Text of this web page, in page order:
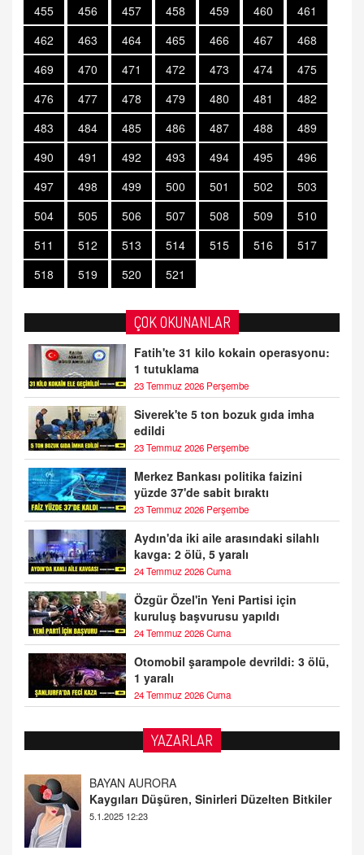
455 456 457 458 459 460
461
462
463 464 465 466 467
468
469
470 471 472 473 474
475
476
477 478 479 480 481
482
483
484 485 486 487 488
489
490
491 492 493 494 495
496
497
498 499 500 501 502
503
504
505 506 507 508 509
510
511
512 513 514 515 516
517
518
519 520 521
ÇOK OKUNANLAR
Fatih'te 31 kilo kokain operasyonu:
1 tutuklama
23 Temmuz 2026 Perşembe
Siverek'te 5 ton bozuk gıda imha
edildi
23 Temmuz 2026 Perşembe
Merkez Bankası politika faizini
yüzde 37'de sabit bıraktı
23 Temmuz 2026 Perşembe
Aydın'da iki aile arasındaki silahlı
kavga: 2 ölü, 5 yaralı
24 Temmuz 2026 Cuma
Özgür Özel'in Yeni Partisi için
kuruluş başvurusu yapıldı
24 Temmuz 2026 Cuma
Otomobil şarampole devrildi: 3 ölü,
1 yaralı
24 Temmuz 2026 Cuma
YAZARLAR
DOKTOR CİVANIM
Mastürbasyon ve Tatmin: Bir Keşif Yolculuğu
13.11.2024 22:51